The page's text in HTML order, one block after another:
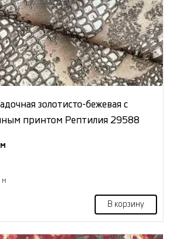
золотисто-бежевая с
принтом Рептилия 29588
м
В корзину